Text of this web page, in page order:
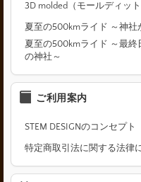
3D molded（モールディッ
夏至の500kmライド ～神
夏至の500kmライド ～最
の神社～
ご利用案内
STEM DESIGNのコンセプト
特定商取引法に関する法律